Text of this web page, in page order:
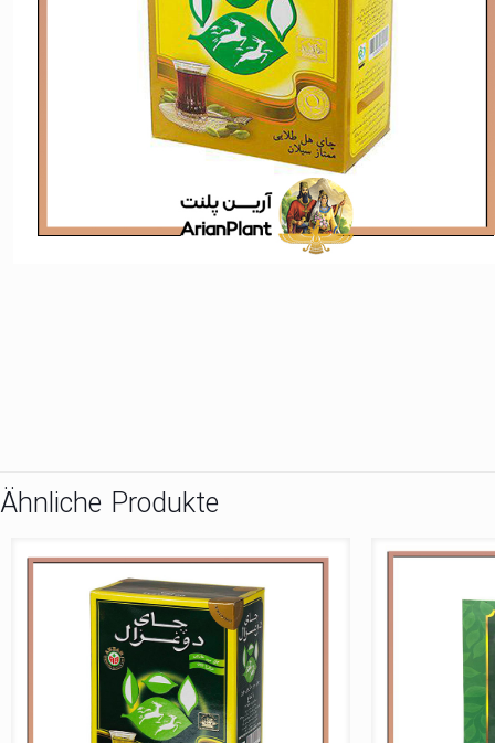
Ähnliche Produkte